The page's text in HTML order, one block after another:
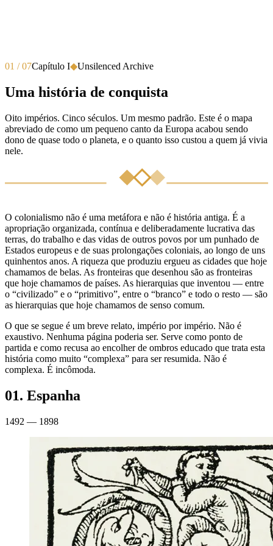
01 / 07Capítulo I◆Unsilenced Archive
Uma história de conquista
Oito impérios. Cinco séculos. Um mesmo padrão. Este é o mapa
abreviado de como um pequeno canto da Europa acabou sendo
dono de quase todo o planeta, e o quanto isso custou a quem já vivia
nele.
O colonialismo não é uma metáfora e não é história antiga. É a
apropriação organizada, contínua e deliberadamente lucrativa das
terras, do trabalho e das vidas de outros povos por um punhado de
Estados europeus e de suas prolongações coloniais, ao longo de uns
quinhentos anos. A riqueza que produziu ergueu as cidades que hoje
chamamos de belas. As fronteiras que desenhou são as fronteiras
que hoje chamamos de países. As hierarquias que inventou — entre
o “civilizado” e o “primitivo”, entre o “branco” e todo o resto — são
as hierarquias que hoje chamamos de senso comum.
O que se segue é um breve relato, império por império. Não é
exaustivo. Nenhuma página poderia ser. Serve como ponto de
partida e como recusa ao encolher de ombros educado que trata esta
história como muito “complexa” para ser resumida. Não é
complexa. É incômoda.
01. Espanha
1492 — 1898